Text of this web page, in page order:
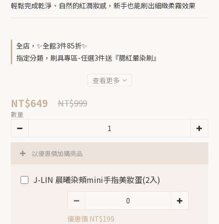
輕鬆完成乾淨、自然的紅潤妝感，新手也能刷出細緻柔霧效果
全店，✨全館3件85折✨
指定分類，刷具專區-任選3件送『腮紅暈染刷』
查看更多
NT$649 NT$999
數量
以優惠價加購商品
J-LIN 晨曦染頰mini手指美妝蛋(2入)
優惠價 NT$199